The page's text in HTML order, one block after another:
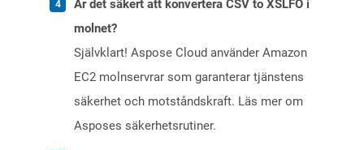
Är det säkert att konvertera CSV to XSLFO i
molnet?
Självklart! Aspose Cloud använder Amazon
EC2 molnservrar som garanterar tjänstens
säkerhet och motståndskraft. Läs mer om
Asposes säkerhetsrutiner.